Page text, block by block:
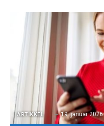
ARTIKKEL 19. januar 2026